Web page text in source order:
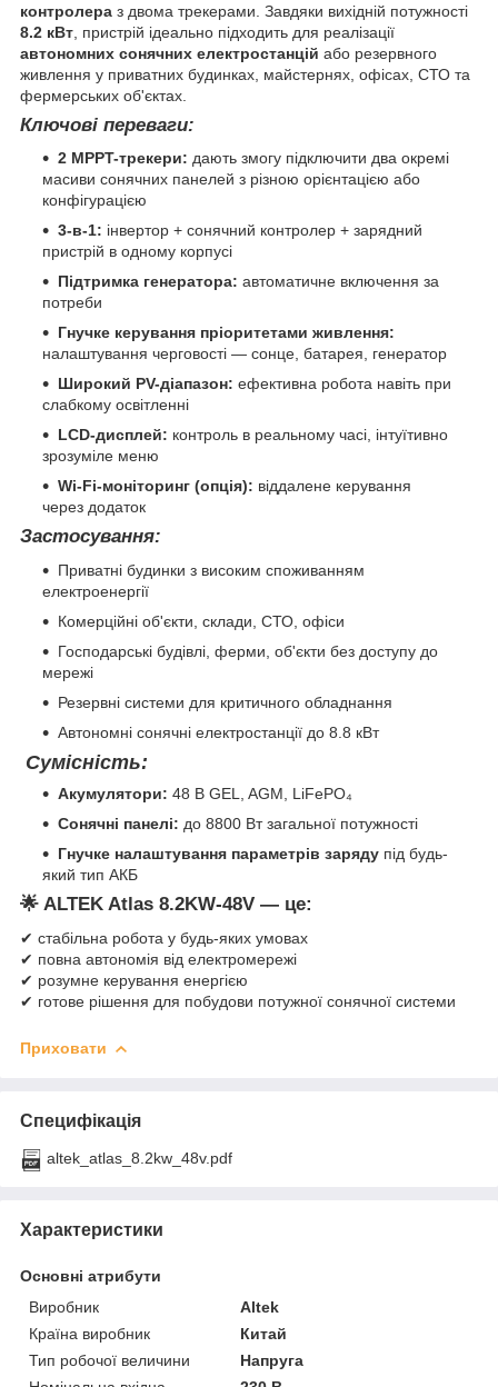
контролера з двома трекерами. Завдяки вихідній потужності
8.2 кВт , пристрій ідеально підходить для реалізації
автономних сонячних електростанцій або резервного
живлення у приватних будинках, майстернях, офісах, СТО та
фермерських об'єктах.
Ключові переваги:
2 MPPT-трекери: дають змогу підключити два окремі
масиви сонячних панелей з різною орієнтацією або
конфігурацією
3-в-1: інвертор + сонячний контролер + зарядний
пристрій в одному корпусі
Підтримка генератора: автоматичне включення за
потреби
Гнучке керування пріоритетами живлення:
налаштування черговості — сонце, батарея, генератор
Широкий PV-діапазон: ефективна робота навіть при
слабкому освітленні
LCD-дисплей: контроль в реальному часі, інтуїтивно
зрозуміле меню
Wi-Fi-моніторинг (опція): віддалене керування
через додаток
Застосування:
Приватні будинки з високим споживанням
електроенергії
Комерційні об'єкти, склади, СТО, офіси
Господарські будівлі, ферми, об'єкти без доступу до
мережі
Резервні системи для критичного обладнання
Автономні сонячні електростанції до 8.8 кВт
Сумісність:
Акумулятори: 48 В GEL, AGM, LiFePO₄
Сонячні панелі: до 8800 Вт загальної потужності
Гнучке налаштування параметрів заряду під будь-
який тип АКБ
🌟 ALTEK Atlas 8.2KW-48V — це:
✔ стабільна робота у будь-яких умовах
✔ повна автономія від електромережі
✔ розумне керування енергією
✔ готове рішення для побудови потужної сонячної системи
Приховати
Специфікація
altek_atlas_8.2kw_48v.pdf
Характеристики
Основні атрибути
Виробник
Altek
Країна виробник
Китай
Тип робочої величини
Напруга